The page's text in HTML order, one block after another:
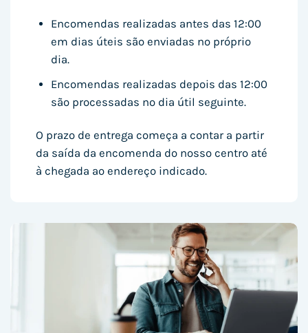
Encomendas realizadas antes das 12:00
em dias úteis são enviadas no próprio
dia.
Encomendas realizadas depois das 12:00
são processadas no dia útil seguinte.
O prazo de entrega começa a contar a partir
da saída da encomenda do nosso centro até
à chegada ao endereço indicado.